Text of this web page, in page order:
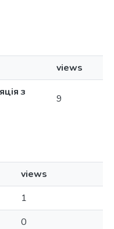
views
з
9
views
1
0